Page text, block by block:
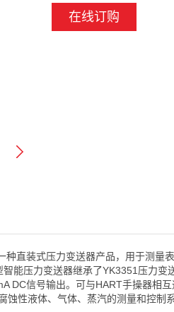
在线订购
直装式压力变送器产品，用于测量
能压力变送器继承了YK3351压力变
DC信号输出。可与HART手操器相
性液体、气体、蒸汽的测量和控制系